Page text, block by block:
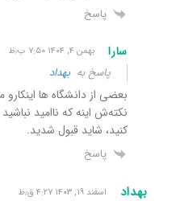
پاسخ
سارا بهمن ۴, ۱۴۰۴ ۷:۵۰ ب٫ظ
پاسخ بهبهداد
بعضی از دانشگاه ها
نکته‌ش اینه که ناامید
کنید، شاید قبول شدید.
پاسخ
بهداد اسفند ۱۹, ۱۴۰۳ ۴:۲۷ ق٫ظ